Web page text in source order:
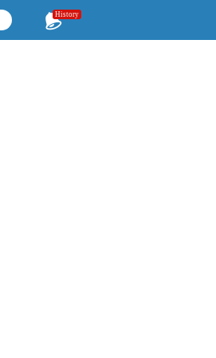
History